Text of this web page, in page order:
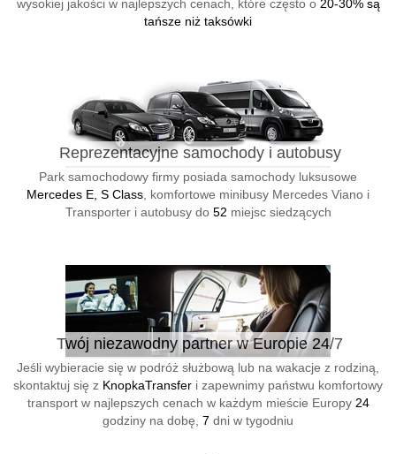
wysokiej jakości w najlepszych cenach, które często o 20-30% są
tańsze niż taksówki
Reprezentacyjne samochody i autobusy
Park samochodowy firmy posiada samochody luksusowe
Mercedes E, S Class , komfortowe minibusy Mercedes Viano i
Transporter i autobusy do 52 miejsc siedzących
Twój niezawodny partner w Europie 24/7
Jeśli wybieracie się w podróż służbową lub na wakacje z rodziną,
skontaktuj się z KnopkaTransfer i zapewnimy państwu komfortowy
transport w najlepszych cenach w każdym mieście Europy 24
godziny na dobę, 7 dni w tygodniu